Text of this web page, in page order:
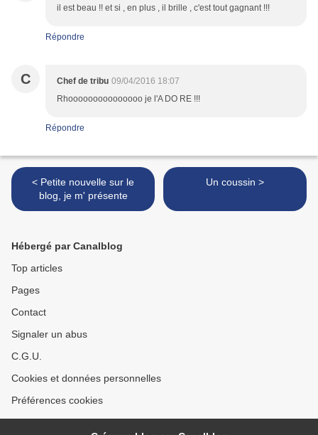
il est beau !! et si , en plus , il brille , c'est tout gagnant !!!
Répondre
C Chef de tribu 09/04/2016 18:07
Rhooooooooooooooo je l'A DO RE !!!
Répondre
< Petite nouvelle sur le
blog, je m' présente
Un coussin >
Hébergé par Canalblog
Top articles
Pages
Contact
Signaler un abus
C.G.U.
Cookies et données personnelles
Préférences cookies